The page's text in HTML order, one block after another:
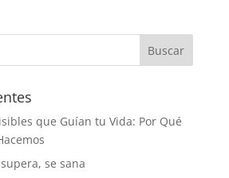
que Guían tu Vida: Por Qué
se sana